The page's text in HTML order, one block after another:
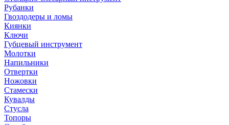
Рубанки
Гвоздодеры и ломы
Киянки
Ключи
Губцевый инструмент
Молотки
Напильники
Отвертки
Ножовки
Стамески
Кувалды
Стусла
Топоры